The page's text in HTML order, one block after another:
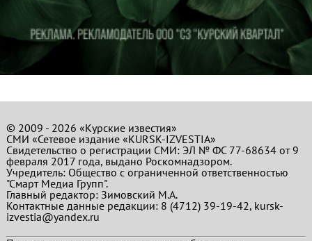
© 2009 - 2026 «Курские известия»
СМИ «Сетевое издание «KURSK-IZVESTIA»
Свидетельство о регистрации СМИ: ЭЛ № ФС 77-68634 от 9
февраля 2017 года, выдано Роскомнадзором.
Учредитель: Общество с ограниченной ответственностью
"Смарт Медиа Групп".
Главный редактор:Зимовский М.А.
Контактные данные редакции: 8 (4712) 39-19-42, kursk-
izvestia@yandex.ru